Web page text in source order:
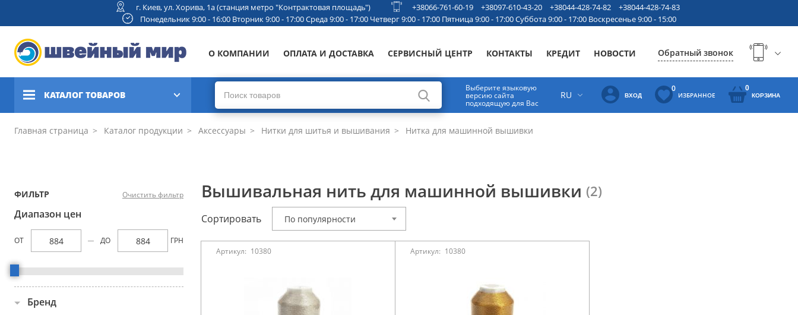
г. Киев, ул. Хорива, 1а (станция метро "Контрактовая площадь") +38066-761-60-19 +38097-610-43-20 +38044-428-74-82
+38044-428-74-83
Понедельник 9:00 - 16:00 Вторник 9:00 - 17:00 Среда 9:00 - 17:00 Четверг 9:00 - 17:00 Пятница 9:00 - 17:00 Суббота 9:00 - 17:00 Воскресенье 9:00 - 15:00
О КОМПАНИИ ОПЛАТА И ДОСТАВКА СЕРВИСНЫЙ ЦЕНТР КОНТАКТЫ КРЕДИТ НОВОСТИ Обратный звонок
КАТАЛОГ ТОВАРОВ
Швейные машины
Коверлоки, оверлоки,
Вязальные машины
Аксессуары
Бренды
Выберите языковую
версию сайта
подходящую для Вас
RU ВХОД
0
ИЗБРАННОЕ
0
КОРЗИНА
Главная страница Каталог продукции Аксессуары Нитки для шитья и вышивания Нитка для машинной вышивки
ФИЛЬТР Очистить фильтр
Диапазон цен
ОТ ДО ГРН
Бренд
Вышивальная нить для машинной вышивки (2)
Сортировать По популярности
Артикул: 10380 Артикул: 10380